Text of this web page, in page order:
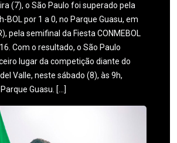
(7), o São Paulo foi superado pela
BOL por 1 a 0, no Parque Guasu, em
pela semifinal da Fiesta CONMEBOL
Com o resultado, o São Paulo
lugar da competição diante do
Valle, neste sábado (8), às 9h,
Guasu. […]